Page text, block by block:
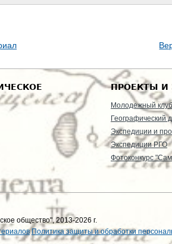
ПРОЕКТЫ И
Молодежный клуб
Географический
Экспедиции и
Экспедиции РГО
Фотоконкурс
общество", 2013-2026 г.
Политика защиты и обработки